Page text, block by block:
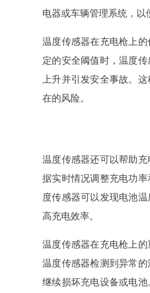
电器或车辆管理系统，以
温度传感器在充电枪上
定的安全阈值时，温度
上升并引发安全事故。
在的风险。
温度传感器还可以帮助
据实时情况调整充电功
度传感器可以发现电池
高充电效率。
温度传感器在充电枪上
温度传感器检测到异常
继续损坏充电设备或电